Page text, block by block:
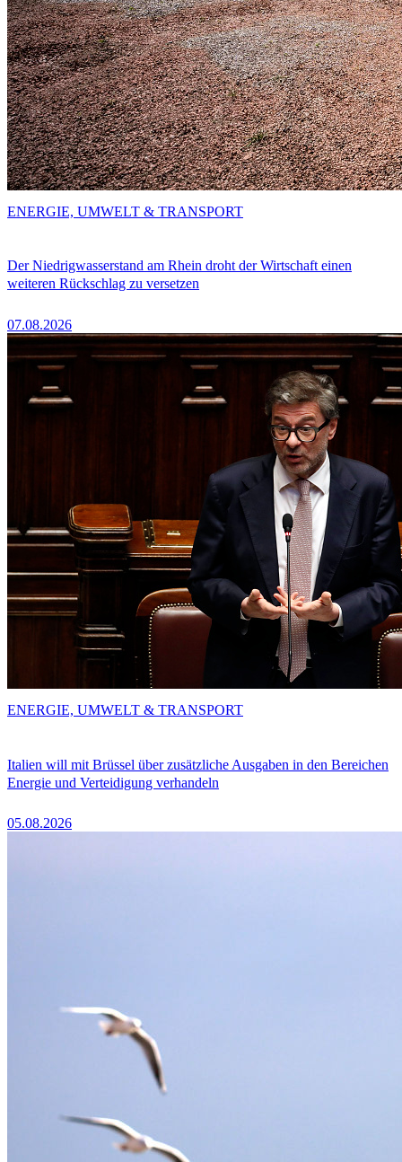
Der Niedrigwasserstand am Rhein droht der Wirtschaft einen
weiteren Rückschlag zu versetzen
07.08.2026
ENERGIE, UMWELT & TRANSPORT
Italien will mit Brüssel über zusätzliche Ausgaben in den Bereichen
Energie und Verteidigung verhandeln
05.08.2026
ENERGIE, UMWELT & TRANSPORT